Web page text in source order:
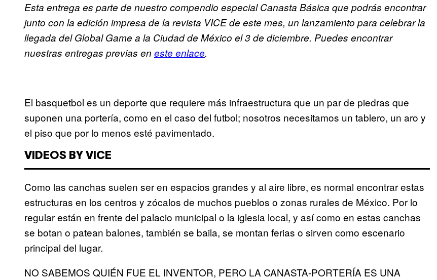
Esta entrega es parte de nuestro compendio especial Canasta Básica que podrás encontrar
junto con la edición impresa de la revista VICE de este mes, un lanzamiento para celebrar la
llegada del Global Game a la Ciudad de México el 3 de diciembre. Puedes encontrar
nuestras entregas previas en este enlace.
El basquetbol es un deporte que requiere más infraestructura que un par de piedras que
suponen una portería, como en el caso del futbol; nosotros necesitamos un tablero, un aro y
el piso que por lo menos esté pavimentado.
VIDEOS BY VICE
Como las canchas suelen ser en espacios grandes y al aire libre, es normal encontrar estas
estructuras en los centros y zócalos de muchos pueblos o zonas rurales de México. Por lo
regular están en frente del palacio municipal o la iglesia local, y así como en estas canchas
se botan o patean balones, también se baila, se montan ferias o sirven como escenario
principal del lugar.
NO SABEMOS QUIÉN FUE EL INVENTOR, PERO LA CANASTA-PORTERÍA ES UNA